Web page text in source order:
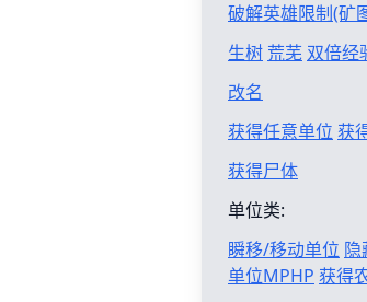
破解英雄限制(矿
生树 荒芜 双倍经
改名
获得任意单位 获
获得尸体
单位类:
瞬移/移动单位 隐
单位MPHP 获得